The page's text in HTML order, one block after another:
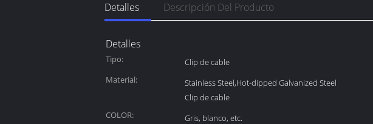
Detalles Descripción Del Producto
Detalles
Tipo: Clip de cable
Material:
Stainless Steel,Hot-dipped Galvanized Steel
Clip de cable
COLOR: Gris, blanco, etc.